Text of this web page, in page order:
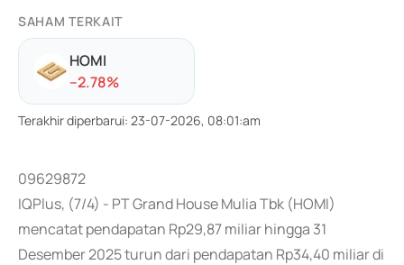
SAHAM TERKAIT
HOMI
--2.78%
Terakhir diperbarui: 23-07-2026, 08:01:am
09629872
IQPlus, (7/4) - PT Grand House Mulia Tbk (HOMI)
mencatat pendapatan Rp29,87 miliar hingga 31
Desember 2025 turun dari pendapatan Rp34,40 miliar di